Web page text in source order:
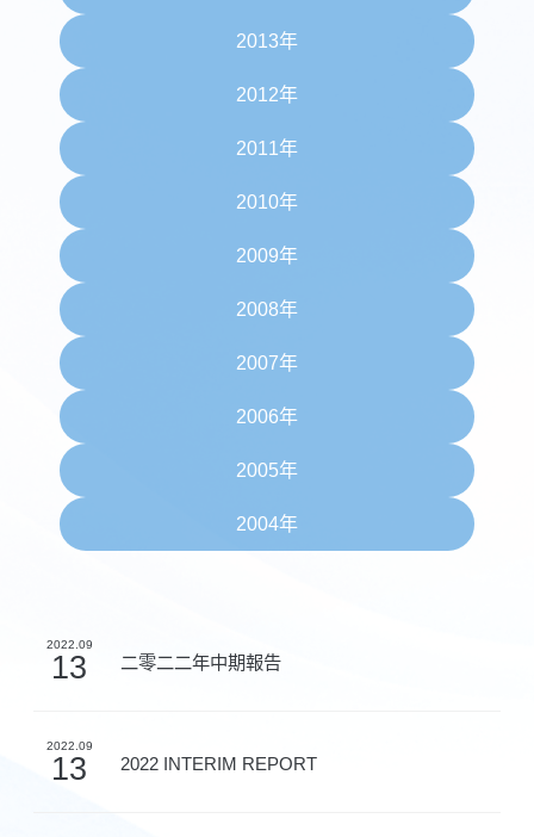
2013年
2012年
2011年
2010年
2009年
2008年
2007年
2006年
2005年
2004年
2022.09
13 二零二二年中期報告
2022.09
13 2022 INTERIM REPORT